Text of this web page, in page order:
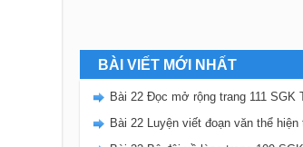
BÀI VIẾT MỚI NHẤT